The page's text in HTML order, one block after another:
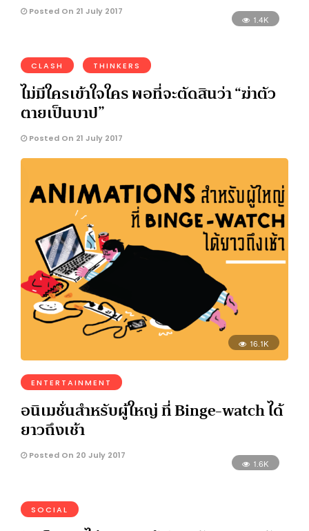
Posted On 21 July 2017
1.4K
CLASH THINKERS
ไม่มีใครเข้าใจใคร พอที่จะตัดสินว่า “ฆ่าตัว
ตายเป็นบาป”
Posted On 21 July 2017
16.1K
ENTERTAINMENT
อนิเมชั่นสำหรับผู้ใหญ่ ที่ Binge-watch ได้
ยาวถึงเช้า
Posted On 20 July 2017
1.6K
SOCIAL